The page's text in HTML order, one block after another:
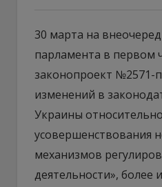
30 марта на
парламента в первом
законопроект №2571-
изменений в
Украины относительно
усовершенствования
механизмов
деятельности», более